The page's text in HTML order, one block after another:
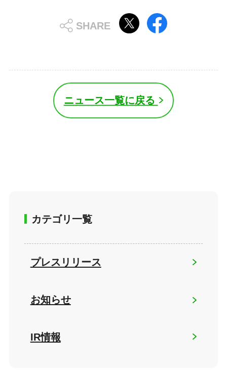
ニュース一覧に戻る
カテゴリ一覧
プレスリリース
お知らせ
IR情報